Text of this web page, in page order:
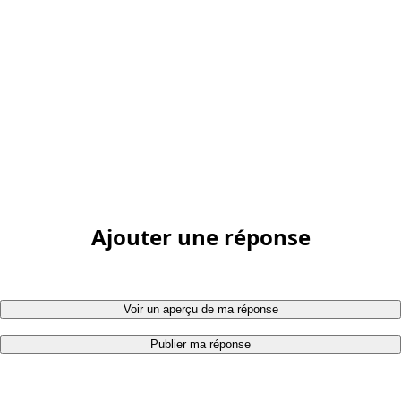
Ajouter une réponse
Voir un aperçu de ma réponse
Publier ma réponse